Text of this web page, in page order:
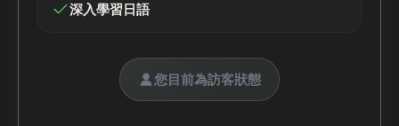
深入學習日語
您目前為訪客狀態